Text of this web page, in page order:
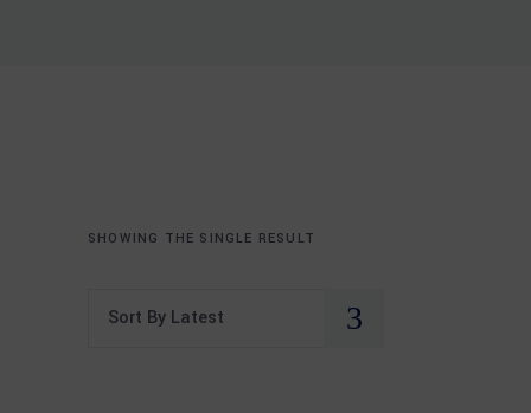
SHOWING THE SINGLE RESULT
Sort By Latest